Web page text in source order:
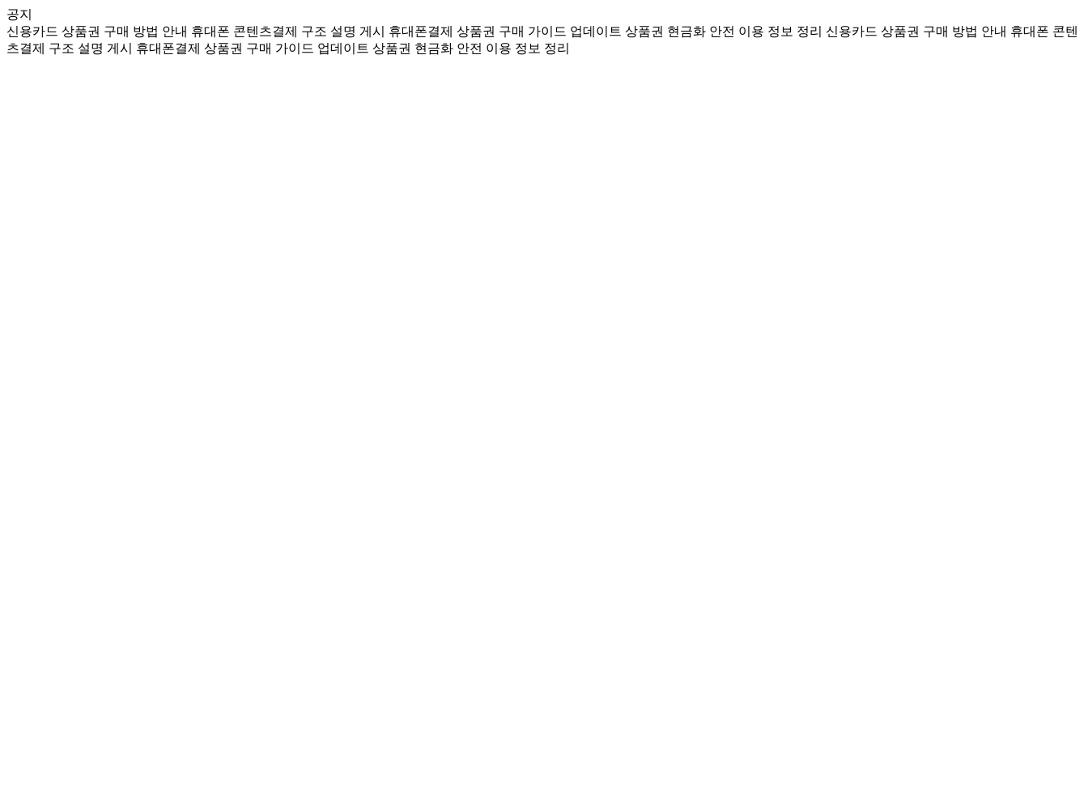
공지
신용카드 상품권 구매 방법 안내 휴대폰 콘텐츠결제 구조 설명 게시 휴대폰결제 상품권 구매 가이드 업데이트 상품권 현금화 안전 이용 정보 정리 신용카드 상품권 구매 방법 안내 휴대폰 콘텐
츠결제 구조 설명 게시
휴대폰결제 상품권 구매 가이드 업데이트 상품권 현금화 안전 이용 정보 정리